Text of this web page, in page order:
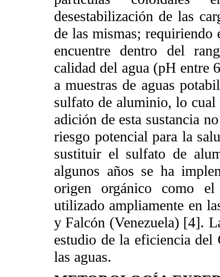
desestabilización de las
de las mismas;
encuentre dentro del
calidad del agua (pH entre
a muestras de aguas
sulfato de aluminio, lo
adición de esta sustancia
riesgo potencial para la
sustituir el sulfato de
algunos años se ha
origen orgánico como
utilizado ampliamente en
y Falcón (Venezuela) [4].
estudio de la eficiencia
las aguas.